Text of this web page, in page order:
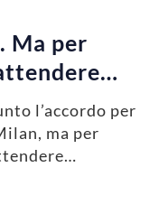
Ma per
l’accordo per
ma per